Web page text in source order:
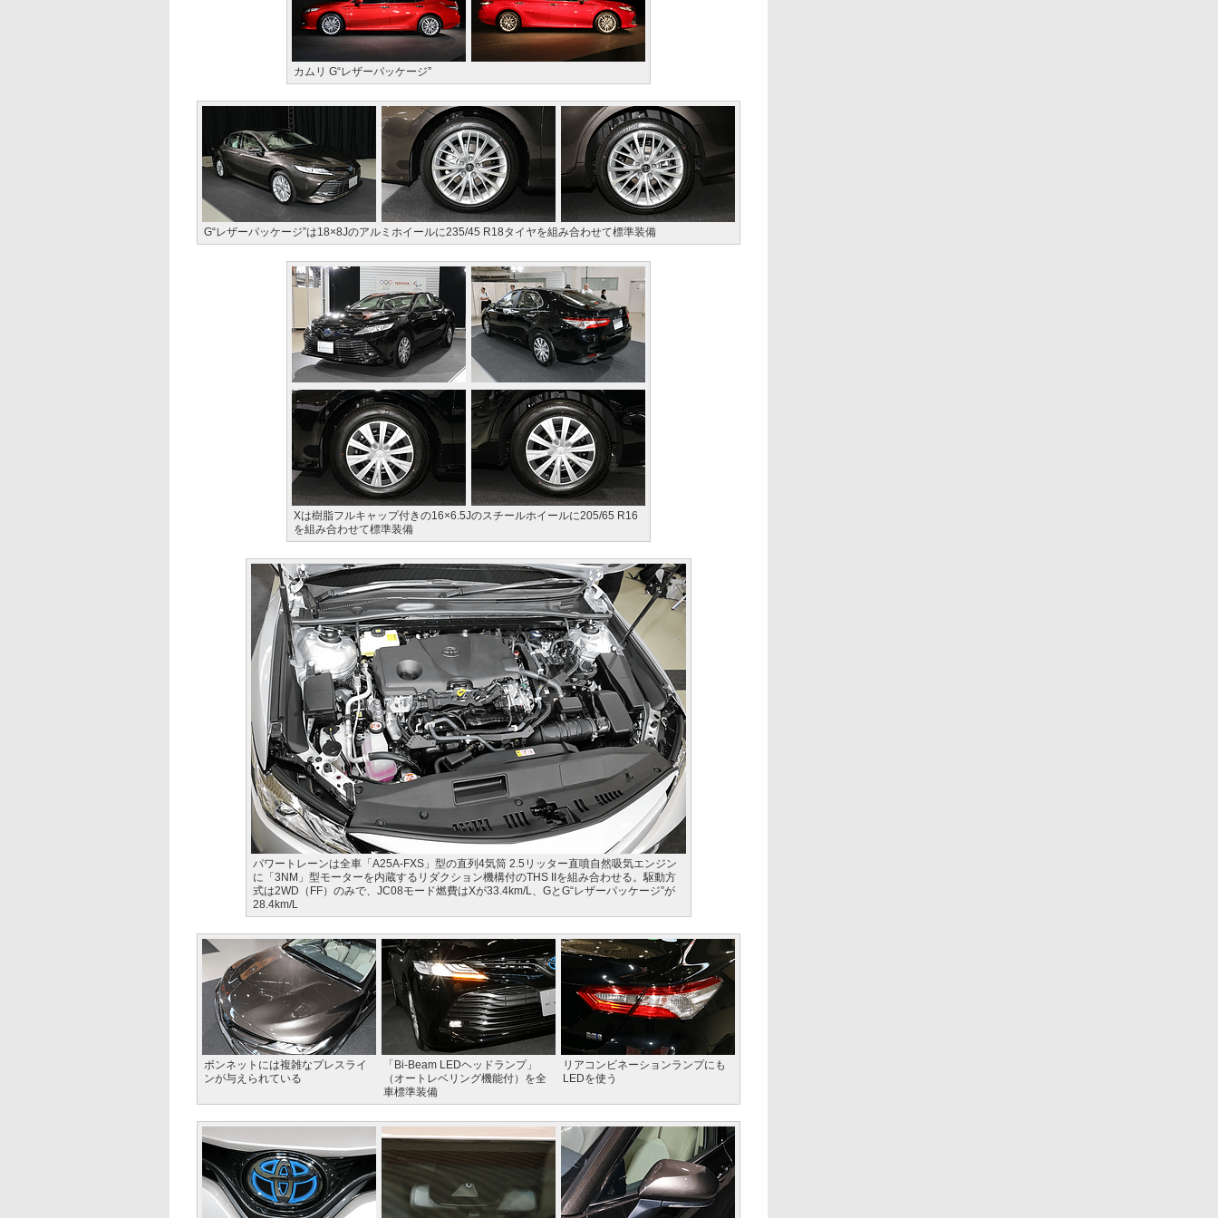
カムリ G“レザーパッケージ”
G“レザーパッケージ”は18×8Jのアルミホイールに235/45 R18タイヤを組み合わせて標準装備
Xは樹脂フルキャップ付きの16×6.5Jのスチールホイールに205/65 R16
を組み合わせて標準装備
パワートレーンは全車「A25A-FXS」型の直列4気筒 2.5リッター直噴自然吸気エンジン
に「3NM」型モーターを内蔵するリダクション機構付のTHS IIを組み合わせる。駆動方
式は2WD（FF）のみで、JC08モード燃費はXが33.4km/L、GとG“レザーパッケージ”が
28.4km/L
ボンネットには複雑なプレスライ
ンが与えられている
「Bi-Beam LEDヘッドランプ」
（オートレベリング機能付）を全
車標準装備
リアコンビネーションランプにも
LEDを使う